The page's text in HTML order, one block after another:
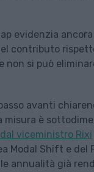
evidenzia
contributo
si può
avanti
è
viceministro Rixi
Modal Shift e
annualità già